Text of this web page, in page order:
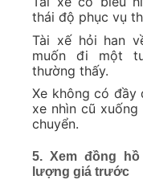
thái độ phục vụ
Tài xế hỏi han
muốn đi một
thường thấy.
Xe không có đầy
xe nhìn cũ
chuyển.
5. Xem đồng
lượng giá trước